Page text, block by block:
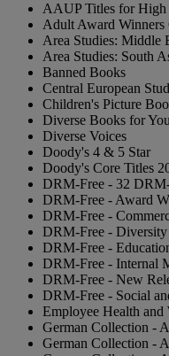
AAUP Titles for High
Adult Award Winners
Area Studies: Middle
Area Studies: South
Banned Books
Central European
Children's Picture
Diverse Books for
Diverse Voices
Doody's 4 & 5 Star
Doody's Core Titles
DRM-Free - 32
DRM-Free - Award
DRM-Free -
DRM-Free -
DRM-Free -
DRM-Free - Internal
DRM-Free - New
DRM-Free - Social
Employee Health and
German Collection -
German Collection -